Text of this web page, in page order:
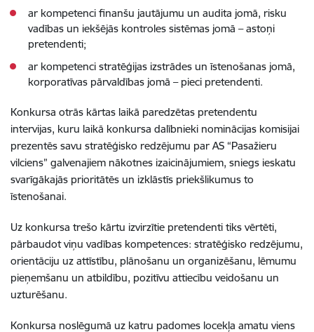
ar kompetenci finanšu jautājumu un audita jomā, risku
vadības un iekšējās kontroles sistēmas jomā – astoņi
pretendenti;
ar kompetenci stratēģijas izstrādes un īstenošanas jomā,
korporatīvas pārvaldības jomā – pieci pretendenti.
Konkursa otrās kārtas laikā paredzētas pretendentu
intervijas, kuru laikā konkursa dalībnieki nominācijas komisijai
prezentēs savu stratēģisko redzējumu par AS “Pasažieru
vilciens” galvenajiem nākotnes izaicinājumiem, sniegs ieskatu
svarīgākajās prioritātēs un izklāstīs priekšlikumus to
īstenošanai.
Uz konkursa trešo kārtu izvirzītie pretendenti tiks vērtēti,
pārbaudot viņu vadības kompetences: stratēģisko redzējumu,
orientāciju uz attīstību, plānošanu un organizēšanu, lēmumu
pieņemšanu un atbildību, pozitīvu attiecību veidošanu un
uzturēšanu.
Konkursa noslēgumā uz katru padomes locekļa amatu viens